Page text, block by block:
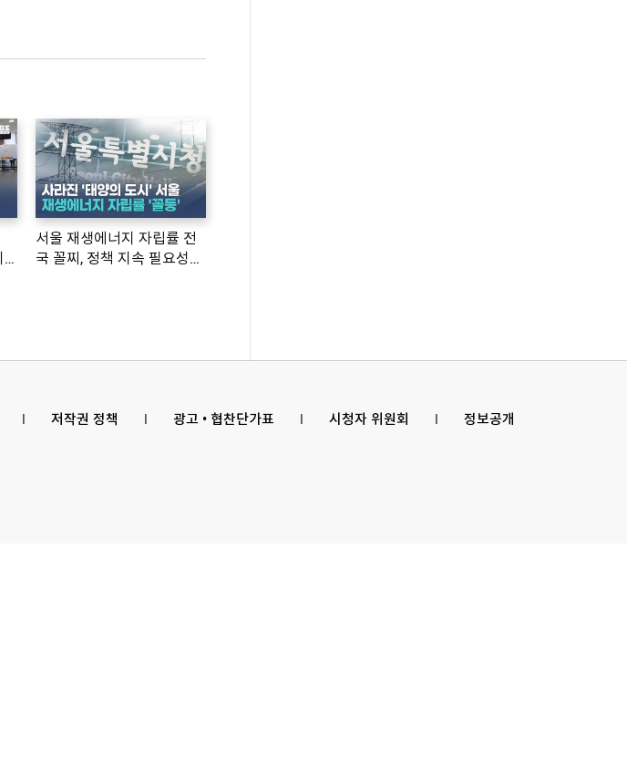
서울 재생에너지 자립률 전
국 꼴찌, 정책 지속 필요성
l 저작권 정책 l 광고 • 협찬단가표 l 시청자 위원회 l 정보공개